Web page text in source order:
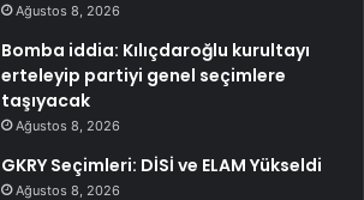
Ağustos 8, 2026
Bomba iddia: Kılıçdaroğlu kurultayı
erteleyip partiyi genel seçimlere
taşıyacak
Ağustos 8, 2026
GKRY Seçimleri: DİSİ ve ELAM Yükseldi
Ağustos 8, 2026